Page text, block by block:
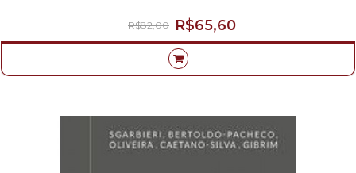
R$65,60
R$82,00